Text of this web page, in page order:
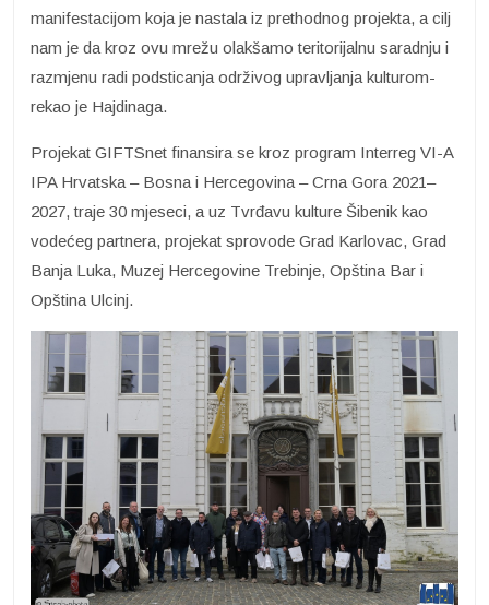
manifestacijom koja je nastala iz prethodnog projekta, a cilj
nam je da kroz ovu mrežu olakšamo teritorijalnu saradnju i
razmjenu radi podsticanja održivog upravljanja kulturom-
rekao je Hajdinaga.
Projekat GIFTSnet finansira se kroz program Interreg VI-A
IPA Hrvatska – Bosna i Hercegovina – Crna Gora 2021–
2027, traje 30 mjeseci, a uz Tvrđavu kulture Šibenik kao
vodećeg partnera, projekat sprovode Grad Karlovac, Grad
Banja Luka, Muzej Hercegovine Trebinje, Opština Bar i
Opština Ulcinj.